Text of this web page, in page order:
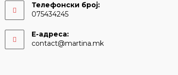
Телефонски број:
075434245
Е-адреса:
contact@martina.mkOpens